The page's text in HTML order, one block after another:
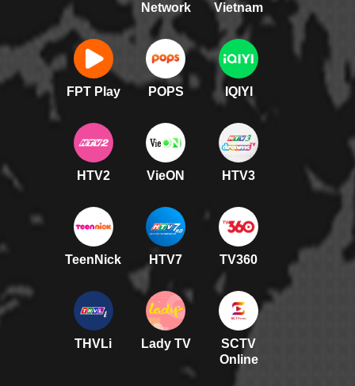
Network
Vietnam
FPT Play POPS IQIYI
HTV2 VieON HTV3
TeenNick HTV7 TV360
THVLi Lady TV
SCTV
Online